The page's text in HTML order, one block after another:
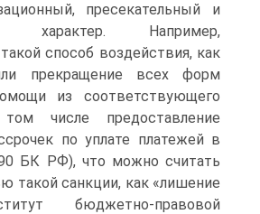
пресекательный и
характер. Например,
способ воздействия, как
прекращение всех форм
из соответствующего
числе предоставление
по уплате платежей в
БК РФ), что можно считать
такой санкции, как «лишение
бюджетно-правовой